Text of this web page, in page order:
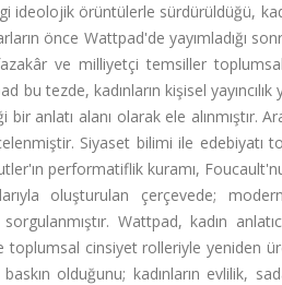
ideolojik örüntülerle sürdürüldüğü,
önce Wattpad'de yayımladığı
ve milliyetçi temsiller
tezde, kadınların kişisel yayıncılık
anlatı alanı olarak ele alınmıştır.
Siyaset bilimi ile edebiyatı
performatiflik kuramı,
oluşturulan çerçevede;
Wattpad, kadın
cinsiyet rolleriyle yeniden
olduğunu; kadınların evlilik,